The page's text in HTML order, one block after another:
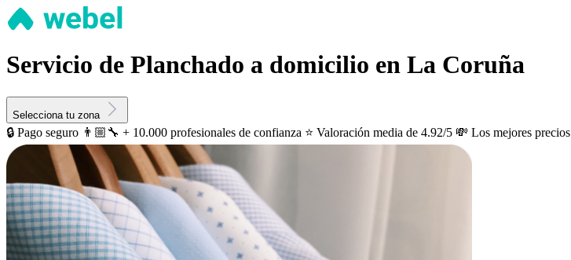
Servicio de Planchado a domicilio en La Coruña
Selecciona tu zona
🔒 Pago seguro 👨🏼‍🔧 + 10.000 profesionales de confianza ⭐️ Valoración media de 4.92/5 💸 Los mejores precios